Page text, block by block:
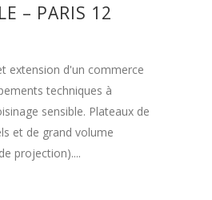
– PARIS 12
extension d'un commerce
techniques à
sensible. Plateaux de
et de grand volume
projection)....